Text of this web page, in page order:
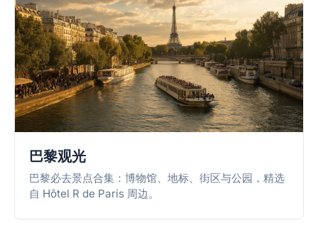
巴黎观光
巴黎必去景点合集：博物馆、地标、街区与公园，精选
自 Hôtel R de Paris 周边。